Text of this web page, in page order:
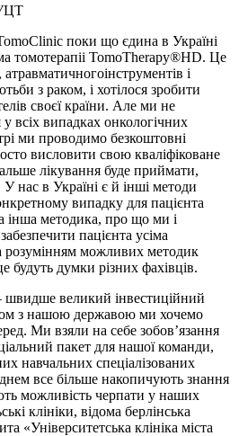
поки що єдина в Україні
томотерапіі TomoTherapy®HD. Це
і
з раком, і хотілося зробити
своєї країни. Але ми не
всіх випадках онкологічних
ми проводимо безкоштовні
висловити свою кваліфіковане
лікування буде приймати,
нас в Україні є й інші методи
випадку для пацієнта
інша методика, про що ми і
пацієнта усіма
розумінням можливих методик
будуть думки різних фахівців.
великий інвестиційний
з нашою державою ми хочемо
Ми взяли на себе зобов’язання
пакет для нашої команди,
навчальних спеціалізованих
​​все більше накопичують знання
можливість черпати у наших
клініки, відома берлінська
«Університетська клініка міста